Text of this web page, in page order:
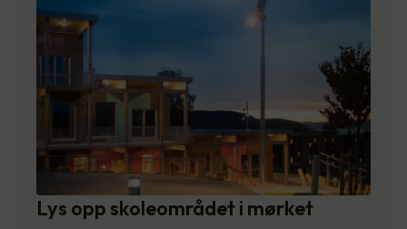
Lys opp skoleområdet i mørket